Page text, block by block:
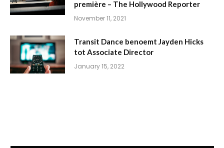
première – The Hollywood Reporter
November 11, 2021
Transit Dance benoemt Jayden Hicks
tot Associate Director
January 15, 2022